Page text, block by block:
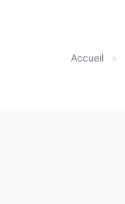
Accueil »